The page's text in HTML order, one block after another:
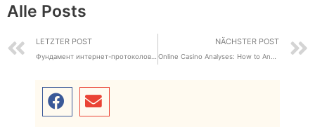
Alle Posts
LETZTER POST NÄCHSTER POST